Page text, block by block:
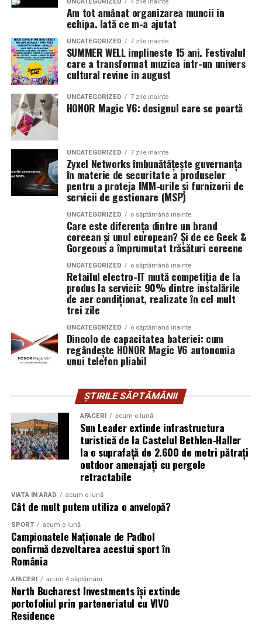
de smochină, cocos și lemn de santal sunt perfecte
pentru serile de vară.
Indiferent de preferințe, sezonul cald este momentul
ideal să experimentezi și să descoperi parfumuri
inspirate din universul parfumeriei de nișă. Iar
Top Scents de la Oriflame demonstrează că
ingredientele premium, creativitatea și accesibilitatea
pot exista în aceeași sticlă.
(Advertorial)
practici agricole sustenabile si solutii inovatoare care
contribuie la cresterea productivitatii.
Cooperativele incurajeaza, de asemenea, colaborarea
intre generatii, sprijinind integrarea tinerilor fermieri si
dezvoltarea unor afaceri agricole competitive.
Un viitor mai sigur pentru agricultura romaneasca
In contextul schimbarilor climatice si al fluctuatiilor
pietei, asocierea reprezinta una dintre cele mai eficiente
modalitati de reducere a riscurilor economice.
Cooperativele agricole ofera stabilitate, faciliteaza
accesul la informatii si contribuie la dezvoltarea unor
strategii comune pentru gestionarea provocarilor din
Pe termen lung, aceste organizatii sustin dezvoltarea
comunitatilor rurale, creeaza locuri de munca si
stimuleaza investitiile locale. Totodata, ele contribuie la
consolidarea pozitiei fermierilor romani pe piata
europeana si la cresterea competitivitatii sectorului
agroalimentar.
UNCATEGORIZED 4 zile inainte
Am tot amânat organizarea muncii in
echipa. Iată ce m-a ajutat
UNCATEGORIZED 7 zile inainte
SUMMER WELL implineste 15 ani. Festivalul
care a transformat muzica intr-un univers
cultural revine in august
UNCATEGORIZED 7 zile inainte
HONOR Magic V6: designul care se poartă
UNCATEGORIZED 7 zile inainte
Zyxel Networks îmbunătățește guvernanța
în materie de securitate a produselor
pentru a proteja IMM-urile și furnizorii de
servicii de gestionare (MSP)
UNCATEGORIZED o săptămână inainte
Care este diferența dintre un brand
coreean și unul european? Și de ce Geek &
Gorgeous a împrumutat trăsături coreene
UNCATEGORIZED o săptămână inainte
Retailul electro-IT mută competiția de la
produs la servicii: 90% dintre instalările
de aer condiționat, realizate în cel mult
trei zile
UNCATEGORIZED o săptămână inainte
Dincolo de capacitatea bateriei: cum
regândește HONOR Magic V6 autonomia
unui telefon pliabil
ȘTIRILE SĂPTĂMÂNII
AFACERI acum o lună
Sun Leader extinde infrastructura
turistică de la Castelul Bethlen-Haller
la o suprafață de 2.600 de metri pătrați
outdoor amenajați cu pergole
retractabile
VIAȚA ÎN ARAD acum o lună
Cât de mult putem utiliza o anvelopă?
SPORT acum o lună
Campionatele Naționale de Padbol
confirmă dezvoltarea acestui sport în
România
AFACERI acum 4 săptămâni
North Bucharest Investments își extinde
portofoliul prin parteneriatul cu VIVO
Residence